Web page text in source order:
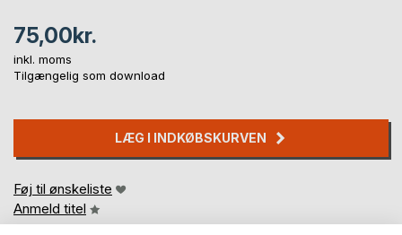
75,00kr.
inkl. moms
Tilgængelig som download
LÆG I INDKØBSKURVEN
Føj til ønskeliste
Anmeld titel